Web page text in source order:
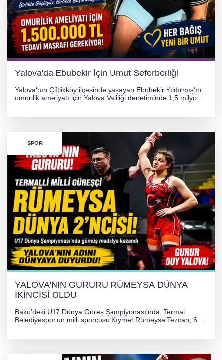
Yalova'da Ebubekir İçin Umut Seferberliği
Yalova'nın Çiftlikköy ilçesinde yaşayan Ebubekir Yıldırmış'ın
omurilik ameliyatı için Yalova Valiliği denetiminde 1,5 milyon
SPOR
YALOVA'NIN GURURU RÜMEYSA DÜNYA
İKİNCİSİ OLDU
Bakü'deki U17 Dünya Güreş Şampiyonası'nda, Termal
Belediyespor'un milli sporcusu Kıymet Rümeysa Tezcan, 69